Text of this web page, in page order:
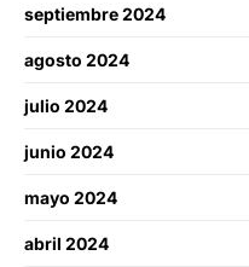
septiembre 2024
agosto 2024
julio 2024
junio 2024
mayo 2024
abril 2024